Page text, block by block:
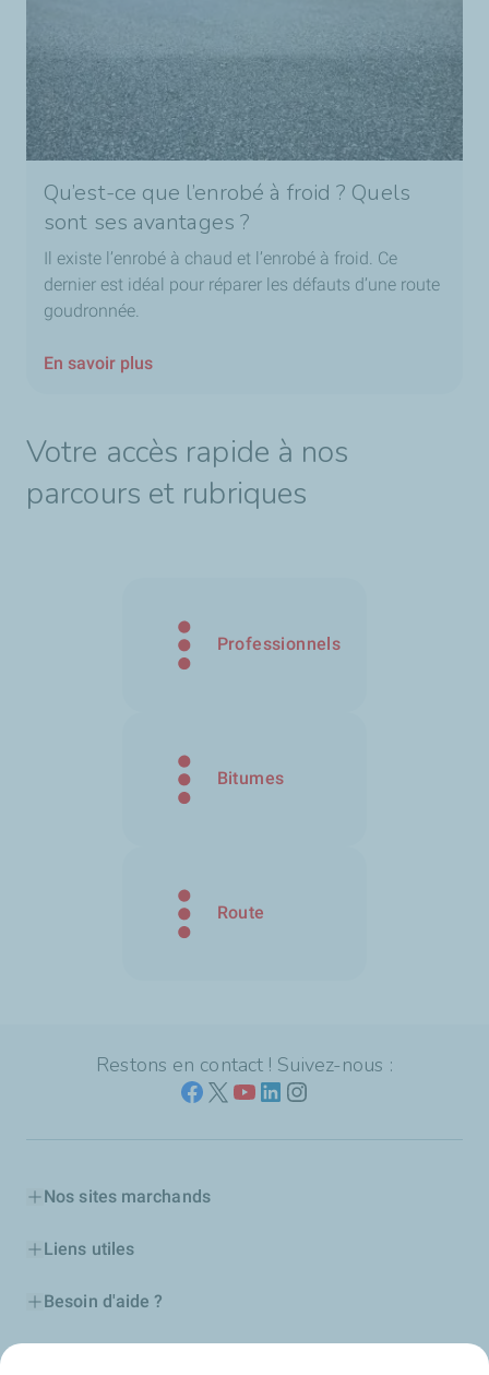
Qu’est-ce que l’enrobé à froid ? Quels
sont ses avantages ?
Il existe l’enrobé à chaud et l’enrobé à froid. Ce
dernier est idéal pour réparer les défauts d’une route
goudronnée.
En savoir plus
Votre accès rapide à nos
parcours et rubriques
Professionnels
Bitumes
Route
Restons en contact ! Suivez-nous :
Nos sites marchands
Liens utiles
Besoin d'aide ?